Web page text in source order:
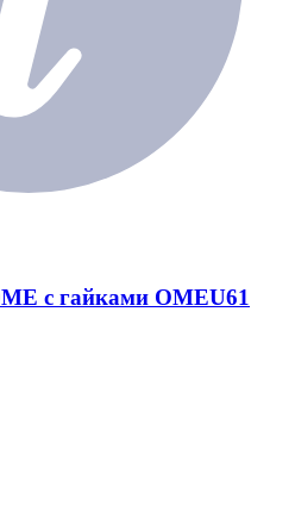
с гайками OMEU61